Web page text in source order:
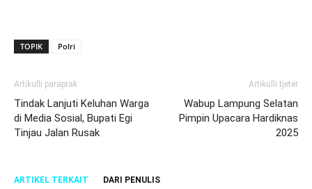
TOPIK Polri
Artikulli paraprak
Tindak Lanjuti Keluhan Warga
di Media Sosial, Bupati Egi
Tinjau Jalan Rusak
Artikulli tjetër
Wabup Lampung Selatan
Pimpin Upacara Hardiknas
2025
ARTIKEL TERKAIT DARI PENULIS